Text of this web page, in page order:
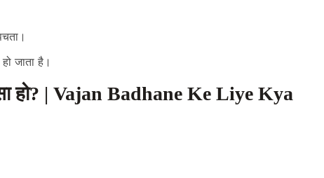
जाता है।
हो? | Vajan Badhane Ke Liye Kya